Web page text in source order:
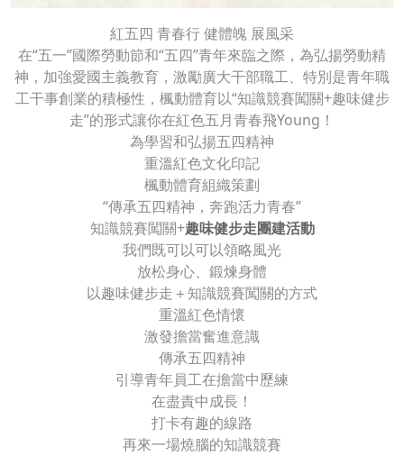
紅五四 青春行 健體魄 展風采
在“五一”國際勞動節和“五四”青年來臨之際，為弘揚勞動精
神，加強愛國主義教育，激勵廣大干部職工、特別是青年職
工干事創業的積極性，楓動體育以“知識競賽闖關+趣味健步
走”的形式讓你在紅色五月青春飛Young！
為學習和弘揚五四精神
重溫紅色文化印記
楓動體育組織策劃
“傳承五四精神，奔跑活力青春”
知識競賽闖關+趣味健步走團建活動
我們既可以可以領略風光
放松身心、鍛煉身體
以趣味健步走＋知識競賽闖關的方式
重溫紅色情懷
激發擔當奮進意識
傳承五四精神
引導青年員工在擔當中歷練
在盡責中成長！
打卡有趣的線路
再來一場燒腦的知識競賽